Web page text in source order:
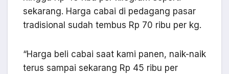
sekarang. Harga cabai di pedagang pasar
tradisional sudah tembus Rp 70 ribu per kg.
“Harga beli cabai saat kami panen, naik-naik
terus sampai sekarang Rp 45 ribu per